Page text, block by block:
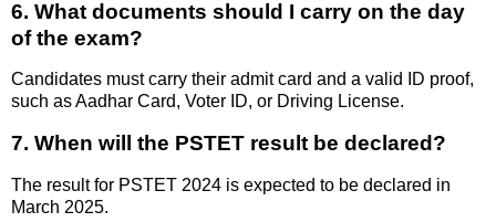
6. What documents should I carry on the day
of the exam?
Candidates must carry their admit card and a valid ID proof,
such as Aadhar Card, Voter ID, or Driving License.
7. When will the PSTET result be declared?
The result for PSTET 2024 is expected to be declared in
March 2025.